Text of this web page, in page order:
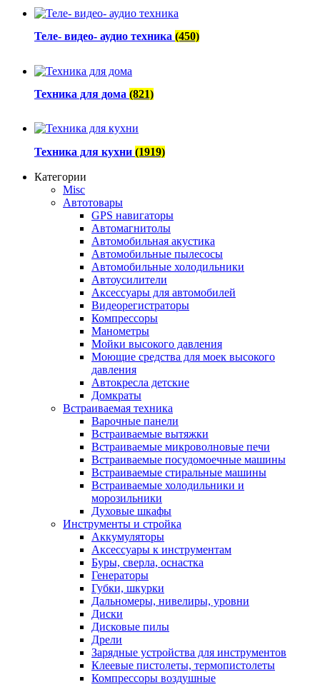
Теле- видео- аудио техника (450)
Техника для дома (821)
Техника для кухни (1919)
Категории
Misc
Автотовары
GPS навигаторы
Автомагнитолы
Автомобильная акустика
Автомобильные пылесосы
Автомобильные холодильники
Автоусилители
Аксессуары для автомобилей
Видеорегистраторы
Компрессоры
Манометры
Мойки высокого давления
Моющие средства для моек высокого
давления
Автокресла детские
Домкраты
Встраиваемая техника
Варочные панели
Встраиваемые вытяжки
Встраиваемые микроволновые печи
Встраиваемые посудомоечные машины
Встраиваемые стиральные машины
Встраиваемые холодильники и
морозильники
Духовые шкафы
Инструменты и стройка
Аккумуляторы
Аксессуары к инструментам
Буры, сверла, оснастка
Генераторы
Губки, шкурки
Дальномеры, нивелиры, уровни
Диски
Дисковые пилы
Дрели
Зарядные устройства для инструментов
Клеевые пистолеты, термопистолеты
Компрессоры воздушные